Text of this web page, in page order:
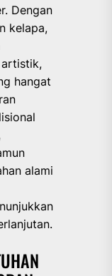
Dengan
kelapa,
artistik,
hangat
alami